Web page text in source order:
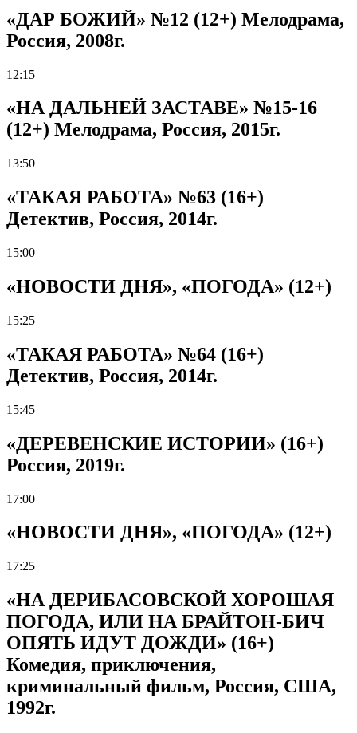
«ДАР БОЖИЙ» №12 (12+) Мелодрама,
Россия, 2008г.
12:15
«НА ДАЛЬНЕЙ ЗАСТАВЕ» №15-16
(12+) Мелодрама, Россия, 2015г.
13:50
«ТАКАЯ РАБОТА» №63 (16+)
Детектив, Россия, 2014г.
15:00
«НОВОСТИ ДНЯ», «ПОГОДА» (12+)
15:25
«ТАКАЯ РАБОТА» №64 (16+)
Детектив, Россия, 2014г.
15:45
«ДЕРЕВЕНСКИЕ ИСТОРИИ» (16+)
Россия, 2019г.
17:00
«НОВОСТИ ДНЯ», «ПОГОДА» (12+)
17:25
«НА ДЕРИБАСОВСКОЙ ХОРОШАЯ
ПОГОДА, ИЛИ НА БРАЙТОН-БИЧ
ОПЯТЬ ИДУТ ДОЖДИ» (16+)
Комедия, приключения,
криминальный фильм, Россия, США,
1992г.